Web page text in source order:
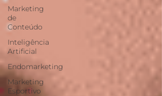
Marketing
de
Conteúdo
Inteligência
Artificial
Endomarketing
Marketing
Esportivo